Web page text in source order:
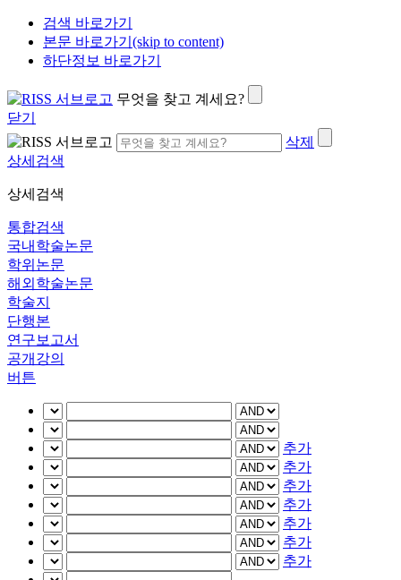
검색 바로가기
본문 바로가기(skip to content)
하단정보 바로가기
무엇을 찾고 계세요?
닫기
삭제
상세검색
상세검색
통합검색
국내학술논문
학위논문
해외학술논문
학술지
단행본
연구보고서
공개강의
버튼
추가
추가
추가
추가
추가
추가
추가